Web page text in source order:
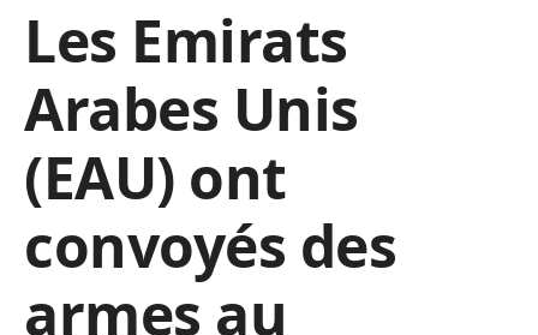
Les Emirats
Arabes Unis
(EAU) ont
convoyés des
armes au